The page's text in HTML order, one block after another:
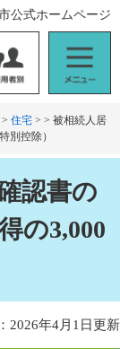
ニ
ュ
公式ホームページ
> 住宅 > > 被相続人居
別控除）
認書の
の3,000
2026年4月1日更新